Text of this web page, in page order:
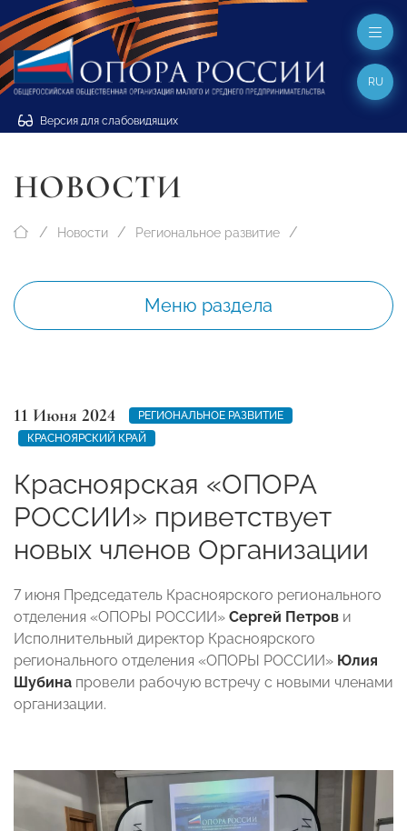
Версия для слабовидящих
RU
НОВОСТИ
Новости Региональное развитие
Меню раздела
11 Июня 2024
РЕГИОНАЛЬНОЕ РАЗВИТИЕ
КРАСНОЯРСКИЙ КРАЙ
Красноярская «ОПОРА
РОССИИ» приветствует
новых членов Организации
7 июня Председатель Красноярского регионального
отделения «ОПОРЫ РОССИИ» Сергей Петров и
Исполнительный директор Красноярского
регионального отделения «ОПОРЫ РОССИИ» Юлия
Шубина провели рабочую встречу с новыми членами
организации.